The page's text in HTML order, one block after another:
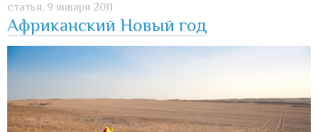
статья, 9 января 2011
Африканский Новый год